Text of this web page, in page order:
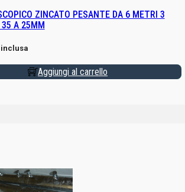
ZINCATO PESANTE DA 6 METRI 3
35 A 25MM
inclusa
Aggiungi al carrello